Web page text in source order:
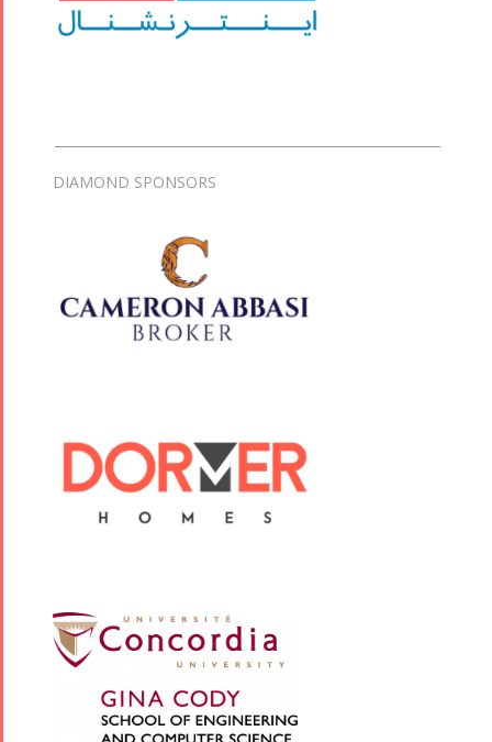
DIAMOND SPONSORS